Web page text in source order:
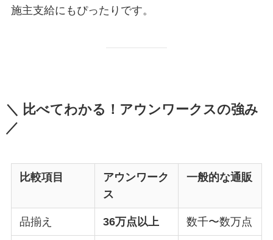
施主支給にもぴったりです。
＼ 比べてわかる！アウンワークスの強み
／
比較項目
アウンワーク
ス
一般的な通販
品揃え 36万点以上 数千〜数万点